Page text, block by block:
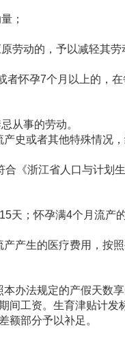
；
劳动的，予以减轻其
者怀孕7个月以上的，
从事的劳动。
史或者其他特殊情况
《浙江省人口与计划
天；怀孕满4个月流产
产生的医疗费用，按
办法规定的产假天数
间工资。生育津贴计
额部分予以补足。